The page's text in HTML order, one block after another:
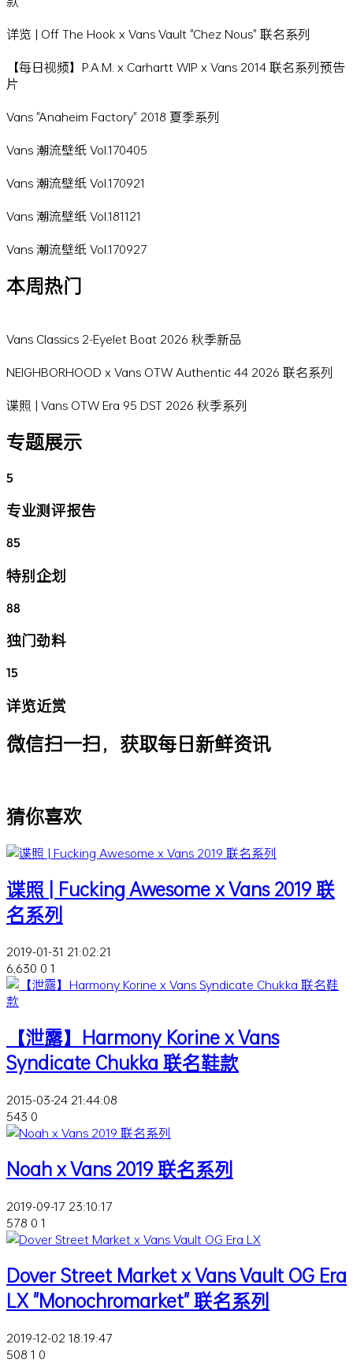
详览 | Off The Hook x Vans Vault "Chez Nous" 联名系列
【每日视频】P.A.M. x Carhartt WIP x Vans 2014 联名系列预告
片
Vans "Anaheim Factory" 2018 夏季系列
Vans 潮流壁纸 Vol.170405
Vans 潮流壁纸 Vol.170921
Vans 潮流壁纸 Vol.181121
Vans 潮流壁纸 Vol.170927
本周热门
Vans Classics 2-Eyelet Boat 2026 秋季新品
NEIGHBORHOOD x Vans OTW Authentic 44 2026 联名系列
谍照 | Vans OTW Era 95 DST 2026 秋季系列
专题展示
5
专业测评报告
85
特别企划
88
独门劲料
15
详览近赏
微信扫一扫，获取每日新鲜资讯
猜你喜欢
谍照 | Fucking Awesome x Vans 2019 联
名系列
2019-01-31 21:02:21
6,630 0 1
【泄露】Harmony Korine x Vans
Syndicate Chukka 联名鞋款
2015-03-24 21:44:08
543 0
Noah x Vans 2019 联名系列
2019-09-17 23:10:17
578 0 1
Dover Street Market x Vans Vault OG Era
LX "Monochromarket" 联名系列
2019-12-02 18:19:47
508 1 0